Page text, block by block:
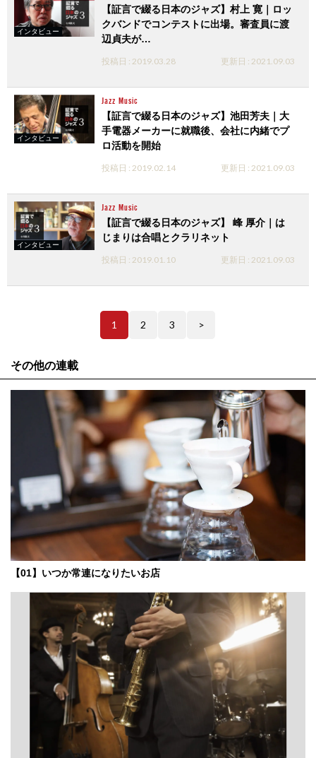
インタビュー
【証言で綴る日本のジャズ】村上 寛｜ロッ
クバンドでコンテストに出場。審査員に渡
辺貞夫が…
投稿日 : 2019.03.28 更新日 : 2021.09.03
インタビュー
Jazz Music
【証言で綴る日本のジャズ】池田芳夫｜大
手電器メーカーに就職後、会社に内緒でプ
ロ活動を開始
投稿日 : 2019.02.14 更新日 : 2021.09.03
インタビュー
Jazz Music
【証言で綴る日本のジャズ】 峰 厚介｜は
じまりは合唱とクラリネット
投稿日 : 2019.01.10 更新日 : 2021.09.03
1 2 3 >
その他の連載
【01】いつか常連になりたいお店